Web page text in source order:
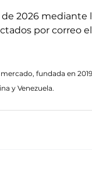
de 2026 mediante
por correo
fundada en
y Venezuela.